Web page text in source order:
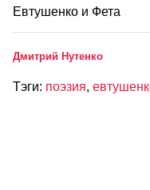
Евтушенко и Фета
Дмитрий Нутенко
Тэги: поэзия,